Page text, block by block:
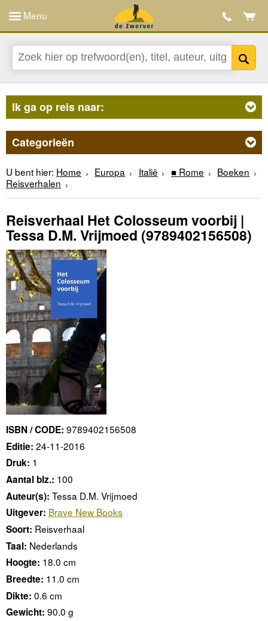
Menu
Ik ga op reis naar:
Categorieën
U bent hier: Home Europa Italië ■ Rome
Boeken
Reisverhalen
Reisverhaal Het Colosseum voorbij |
Tessa D.M. Vrijmoed (9789402156508)
ISBN / CODE: 9789402156508
Editie: 24-11-2016
Druk: 1
Aantal blz.: 100
Auteur(s): Tessa D.M. Vrijmoed
Uitgever: Brave New Books
Soort: Reisverhaal
Taal: Nederlands
Hoogte: 18.0 cm
Breedte: 11.0 cm
Dikte: 0.6 cm
Gewicht: 90.0 g